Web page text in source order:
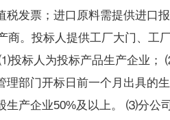
税发票；进口原料需提供进口
商。投标人提供工厂大门、工
投标人为投标产品生产企业；
理部门开标日前一个月出具的
生产企业50%及以上。 ⑶分公